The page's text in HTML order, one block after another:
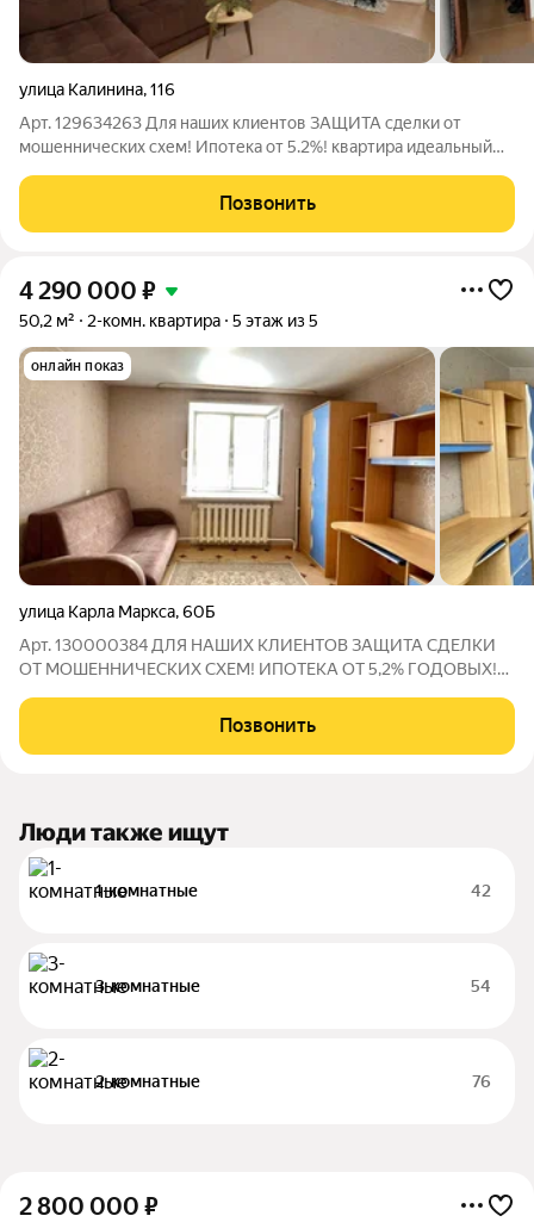
улица Калинина,116
Арт. 129634263 Для наших клиентов ЗАЩИТА сделки от
мошеннических схем! Ипотека от 5.2%! квартира идеальный
ДВУХКОМНАТНАЯ УЮТНАЯ КВАРТИРА ! 45.7 м2,
1эт./5эт.дома, 2012г.п. ОСНОВНЫЕ
Позвонить
4 290 000 ₽
50,2 м² 2-комн. квартира 5 этаж из 5
онлайн показ
улица Карла Маркса,60Б
Арт. 130000384 ДЛЯ НАШИХ КЛИЕНТОВ ЗАЩИТА СДЕЛКИ
ОТ МОШЕННИЧЕСКИХ СХЕМ! ИПОТЕКА ОТ 5,2% ГОДОВЫХ!
для комфортной жизни! 50,2 м 5 этаж из 5 Светлая и уютная
квартира в самом востребованном районе
Позвонить
Люди также ищут
1-комнатные 42
3-комнатные 54
2-комнатные 76
2 800 000 ₽